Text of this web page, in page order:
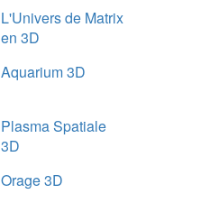
L'Univers de Matrix
en 3D
Aquarium 3D
Plasma Spatiale
3D
Orage 3D